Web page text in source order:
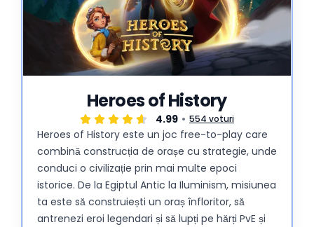
Heroes of History
4.99 554 voturi
Heroes of History este un joc free-to-play care
combină construcția de orașe cu strategie, unde
conduci o civilizație prin mai multe epoci
istorice. De la Egiptul Antic la Iluminism, misiunea
ta este să construiești un oraș înfloritor, să
antrenezi eroi legendari și să lupți pe hărți PvE și